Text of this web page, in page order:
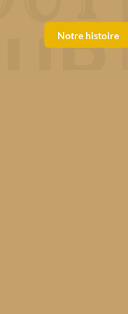
Notre histoire